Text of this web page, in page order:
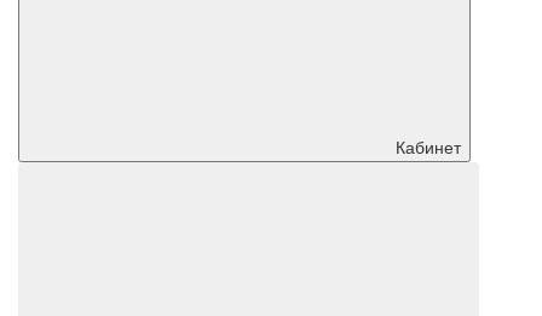
Кабинет